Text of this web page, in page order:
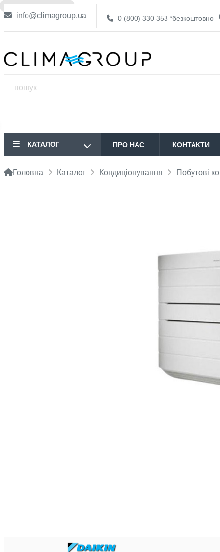
info@climagroup.ua 0 (800) 330 353 *безкоштовно
КАТАЛОГ ПРО НАС КОНТАКТИ
Головна Каталог Кондиціонування Побутові
❌ НЕМА В НАЯВНОСТІ